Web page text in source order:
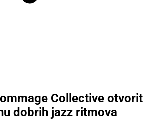
Collective otvorit
dobrih jazz ritmova